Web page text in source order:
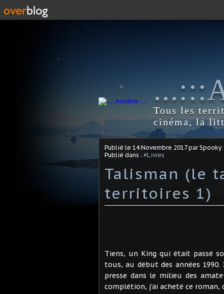
Tous les
cinéma, la
Publié le 14 Novembre 2017par Spooky
Publié dans : #Livres
Talisman (le
territoires 1)
Tiens, un King qui était passé
tous, au début des années
presse dans le milieu des
complétion, j'ai acheté ce roman,